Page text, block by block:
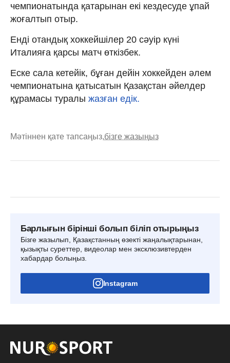
чемпионатында қатарынан екі кездесуде ұпай
жоғалтып отыр.
Енді отандық хоккейшілер 20 сәуір күні
Италияға қарсы матч өткізбек.
Еске сала кетейік, бұған дейін хоккейден әлем
чемпионатына қатысатын Қазақстан әйелдер
құрамасы туралы жазған едік.
Мәтіннен қате тапсаңыз,бізге жазыңыз
Барлығын бірінші болып біліп отырыңыз
Бізге жазылып, Қазақстанның өзекті жаңалықтарынан,
қызықты суреттер, видеолар мен эксклюзивтерден
хабардар болыңыз.
Instagram